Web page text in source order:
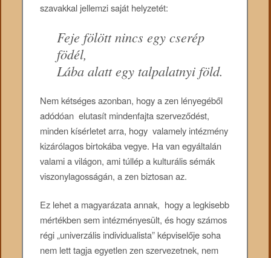
szavakkal jellemzi saját helyzetét:
Feje fölött nincs egy cserép
födél,
Lába alatt egy talpalatnyi föld.
Nem kétséges azonban, hogy a zen lényegéből
adódóan elutasít mindenfajta szerveződést,
minden kísérletet arra, hogy valamely intézmény
kizárólagos birtokába vegye. Ha van egy­általán
valami a világon, ami túllép a kulturális sémák
viszonylagosságán, a zen biztosan az.
Ez lehet a magyarázata annak, hogy a legkisebb
mértékben sem intézményesült, és hogy számos
régi „univerzális individualista” képviselője soha
nem lett tagja egyetlen zen szervezetnek, nem